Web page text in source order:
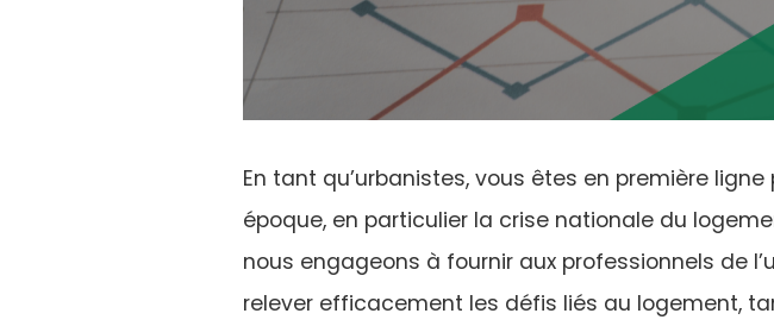
En tant qu’urbanistes, vous êtes en première
époque, en particulier la crise nationale du
nous engageons à fournir aux professionnels de
relever efficacement les défis liés au logement,